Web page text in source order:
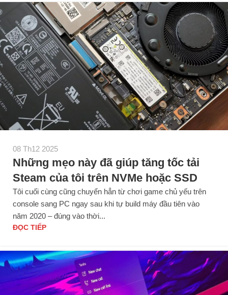
08 Th12 2025
Những mẹo này đã giúp tăng tốc tải
Steam của tôi trên NVMe hoặc SSD
Tôi cuối cùng cũng chuyển hẳn từ chơi game chủ yếu trên
console sang PC ngay sau khi tự build máy đầu tiên vào
năm 2020 – đúng vào thời...
ĐỌC TIẾP